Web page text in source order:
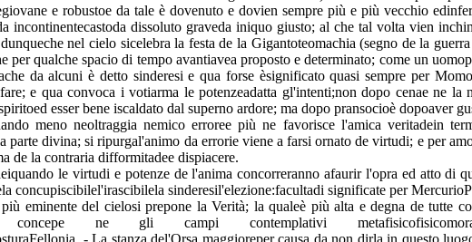
e robustoe da tale è dovenuto e dovien sempre più e più vecchio
incontinentecastoda dissoluto graveda iniquo giusto; al che tal volta vien
nel cielo sicelebra la festa de la Gigantoteomachia (segno de la
qualche spacio di tempo avantiavea proposto e determinato; come un
da alcuni è detto sinderesi e qua forse èsignificato quasi sempre per
e qua convoca i votiarma le potenzeadatta gl'intenti;non dopo cenae ne la
esser bene iscaldato dal superno ardore; ma dopo pransocioè dopoaver
meno neoltraggia nemico erroree più ne favorisce l'amica veritadein
divina; si ripurgal'animo da errorie viene a farsi ornato de virtudi; e per
de la contraria difformitadee dispiacere.
le virtudi e potenze de l'anima concorreranno afaurir l'opra ed atto di
concupiscibilel'irascibilela sinderesil'elezione:facultadi significate per
eminente del cielosi prepone la Verità; la qualeè più alta e degna de tutte
si concepe ne gli campi contemplativi